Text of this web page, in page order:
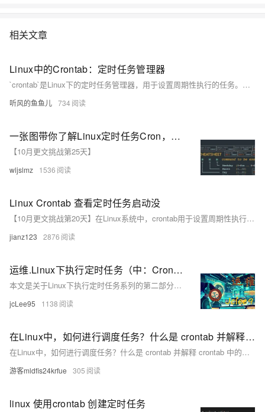
相关文章
Linux中的Crontab：定时任务管理器
`crontab`是Linux下的定时任务管理器，用于设置周期性执行的任务。用户可以通过`crontab -l`查看任务，`crontab -e`编辑，`crontab -r`删除任务。任务格式为：`* * * * * command`，分别代表分钟、小时、日期、月份、星期，例如`30 10 * * * /path/to/script.sh`。注意确保命令有执行权限，处理环境变量，并关注日志文件 `/var/log/syslog` 或 `/var/log/cron`。学会使用`crontab`能有效自动化Linux系统的日常任务。
听风的鱼鱼儿 734
一张图带你了解Linux定时任务Cron，收藏！
【10月更文挑战第25天】
wljslmz 1536
Linux Crontab 查看定时任务启动没
【10月更文挑战第20天】在Linux系统中，crontab用于设置周期性执行的任务。查看当前用户的Crontab任务列表，使用`crontab -l`；查看所有用户任务，使用`sudo crontab -l`或指定用户`sudo crontab -u username -l`。
jianz123 2876
运维.Linux下执行定时任务（中：Cron的常用替代方案）
本文是关于Linux下执行定时任务系列的第二部分，主要探讨除了Cron之外的常用替代方案。介绍了Systemd Timers、Anacron及at命令三种工具，它们分别适用于不同场景下的定时任务需求。文章详细分析了每种工具的特点、工作原理、基本使用方法及其高级功能，并对比了它们各自的优缺点，帮助读者根据实际情况选择最适合的定时任务解决方案。此外，还提供了指向具体实例和进一步阅读材料的链接。
jcLee95 1138
在Linux中，如何进行调度任务？什么是 crontab 并解释 crontab 中的字段？
在Linux中，如何进行调度任务？什么是 crontab 并解释 crontab 中的字段？
游客mldfis24krfue 305
linux 使用crontab 创建定时任务